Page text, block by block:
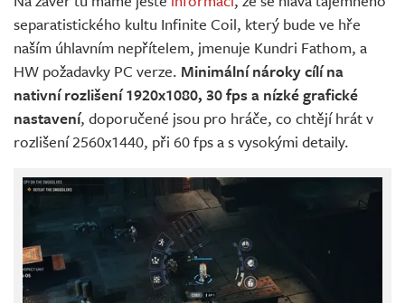
separatistického kultu Infinite Coil, který bude ve hře
naším úhlavním nepřítelem, jmenuje Kundri Fathom, a
HW požadavky PC verze. Minimální nároky cílí na
nativní rozlišení 1920x1080, 30 fps a nízké grafické
nastavení, doporučené jsou pro hráče, co chtějí hrát v
rozlišení 2560x1440, při 60 fps a s vysokými detaily.